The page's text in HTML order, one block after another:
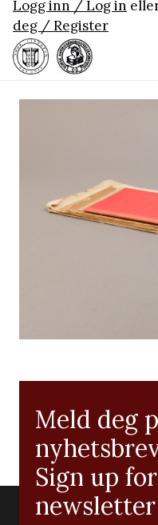
Logg inn / Log in
deg / Register
Meld deg
Sign up
newsletter